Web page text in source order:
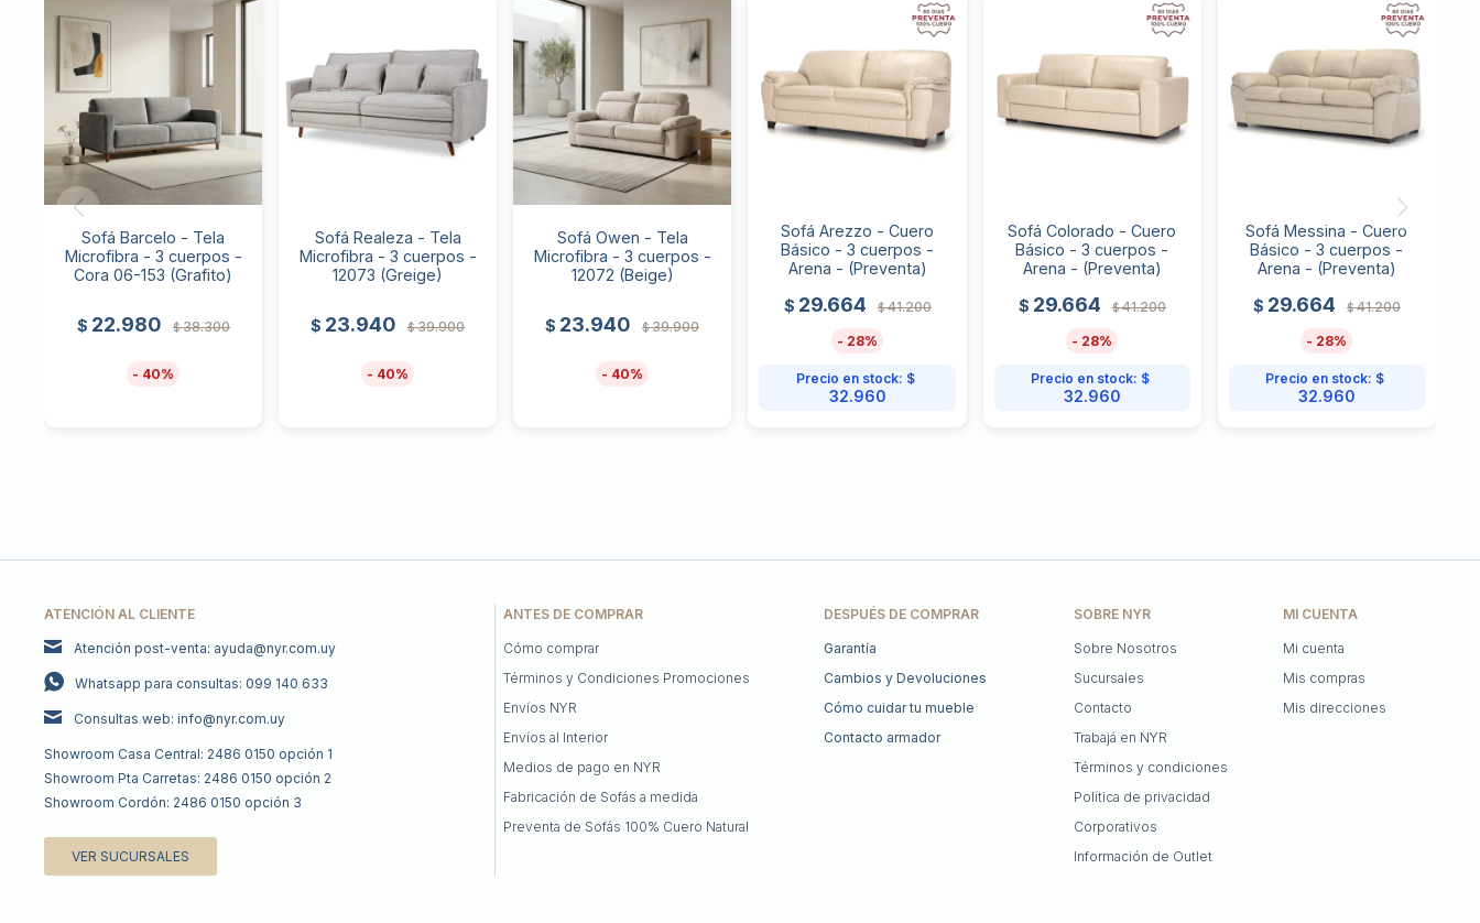
Sofá Barcelo - Tela
Microfibra - 3 cuerpos -
Cora 06-153 (Grafito)
$ 22.980 $ 38.300
40
Sofá Realeza - Tela
Microfibra - 3 cuerpos -
12073 (Greige)
$ 23.940 $ 39.900
40
Sofá Owen - Tela
Microfibra - 3 cuerpos -
12072 (Beige)
$ 23.940 $ 39.900
40
Sofá Arezzo - Cuero
Básico - 3 cuerpos -
Arena - (Preventa)
$ 29.664 $ 41.200
28
Precio en stock: $
32.960
Sofá Colorado - Cuero
Básico - 3 cuerpos -
Arena - (Preventa)
$ 29.664 $ 41.200
28
Precio en stock: $
32.960
Sofá Messina - Cuero
Básico - 3 cuerpos -
Arena - (Preventa)
$ 29.664 $ 41.200
28
Precio en stock: $
32.960
ATENCIÓN AL CLIENTE
Atención post-venta: ayuda@nyr.com.uy
Whatsapp para consultas: 099 140 633
Consultas web: info@nyr.com.uy
Showroom Casa Central: 2486 0150 opción 1
Showroom Pta Carretas: 2486 0150 opción 2
Showroom Cordón: 2486 0150 opción 3
VER SUCURSALES
DESPUÉS DE COMPRAR
Garantía
Cambios y Devoluciones
Cómo cuidar tu mueble
Contacto armador
SOBRE NYR
Sobre Nosotros
Sucursales
Contacto
Trabajá en NYR
Términos y condiciones
Política de privacidad
Corporativos
Información de Outlet
ANTES DE COMPRAR
Cómo comprar
Términos y Condiciones Promociones
Envíos NYR
Envíos al Interior
Medios de pago en NYR
Fabricación de Sofás a medida
Preventa de Sofás 100% Cuero Natural
MI CUENTA
Mi cuenta
Mis compras
Mis direcciones